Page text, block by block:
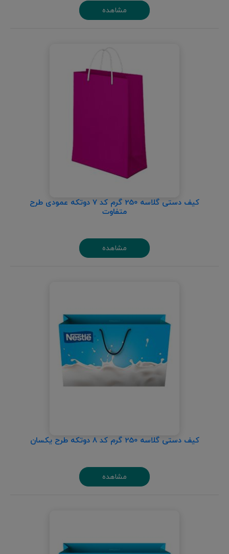
مشاهده
کیف دستی گلاسه 250 گرم کد 7 دوتکه عمودی طرح
متفاوت
مشاهده
کیف دستی گلاسه 250 گرم کد 8 دوتکه طرح یکسان
مشاهده